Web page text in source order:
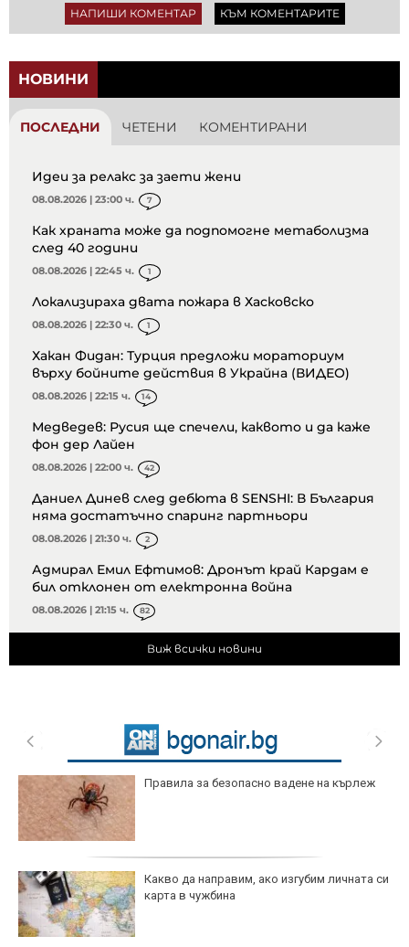
НАПИШИ КОМЕНТАР КЪМ КОМЕНТАРИТЕ
НОВИНИ
ПОСЛЕДНИ ЧЕТЕНИ КОМЕНТИРАНИ
Идеи за релакс за заети жени
08.08.2026 | 23:00 ч. 7
Как храната може да подпомогне метаболизма
след 40 години
08.08.2026 | 22:45 ч. 1
Локализираха двата пожара в Хасковско
08.08.2026 | 22:30 ч. 1
Хакан Фидан: Турция предложи мораториум
върху бойните действия в Украйна (ВИДЕО)
08.08.2026 | 22:15 ч. 14
Медведев: Русия ще спечели, каквото и да каже
фон дер Лайен
08.08.2026 | 22:00 ч. 42
Даниел Динев след дебюта в SENSHI: В България
няма достатъчно спаринг партньори
08.08.2026 | 21:30 ч. 2
Адмирал Емил Ефтимов: Дронът край Кардам е
бил отклонен от електронна война
08.08.2026 | 21:15 ч. 82
Виж всички новини
Правила за безопасно вадене на кърлеж
Какво да направим, ако изгубим личната си
карта в чужбина